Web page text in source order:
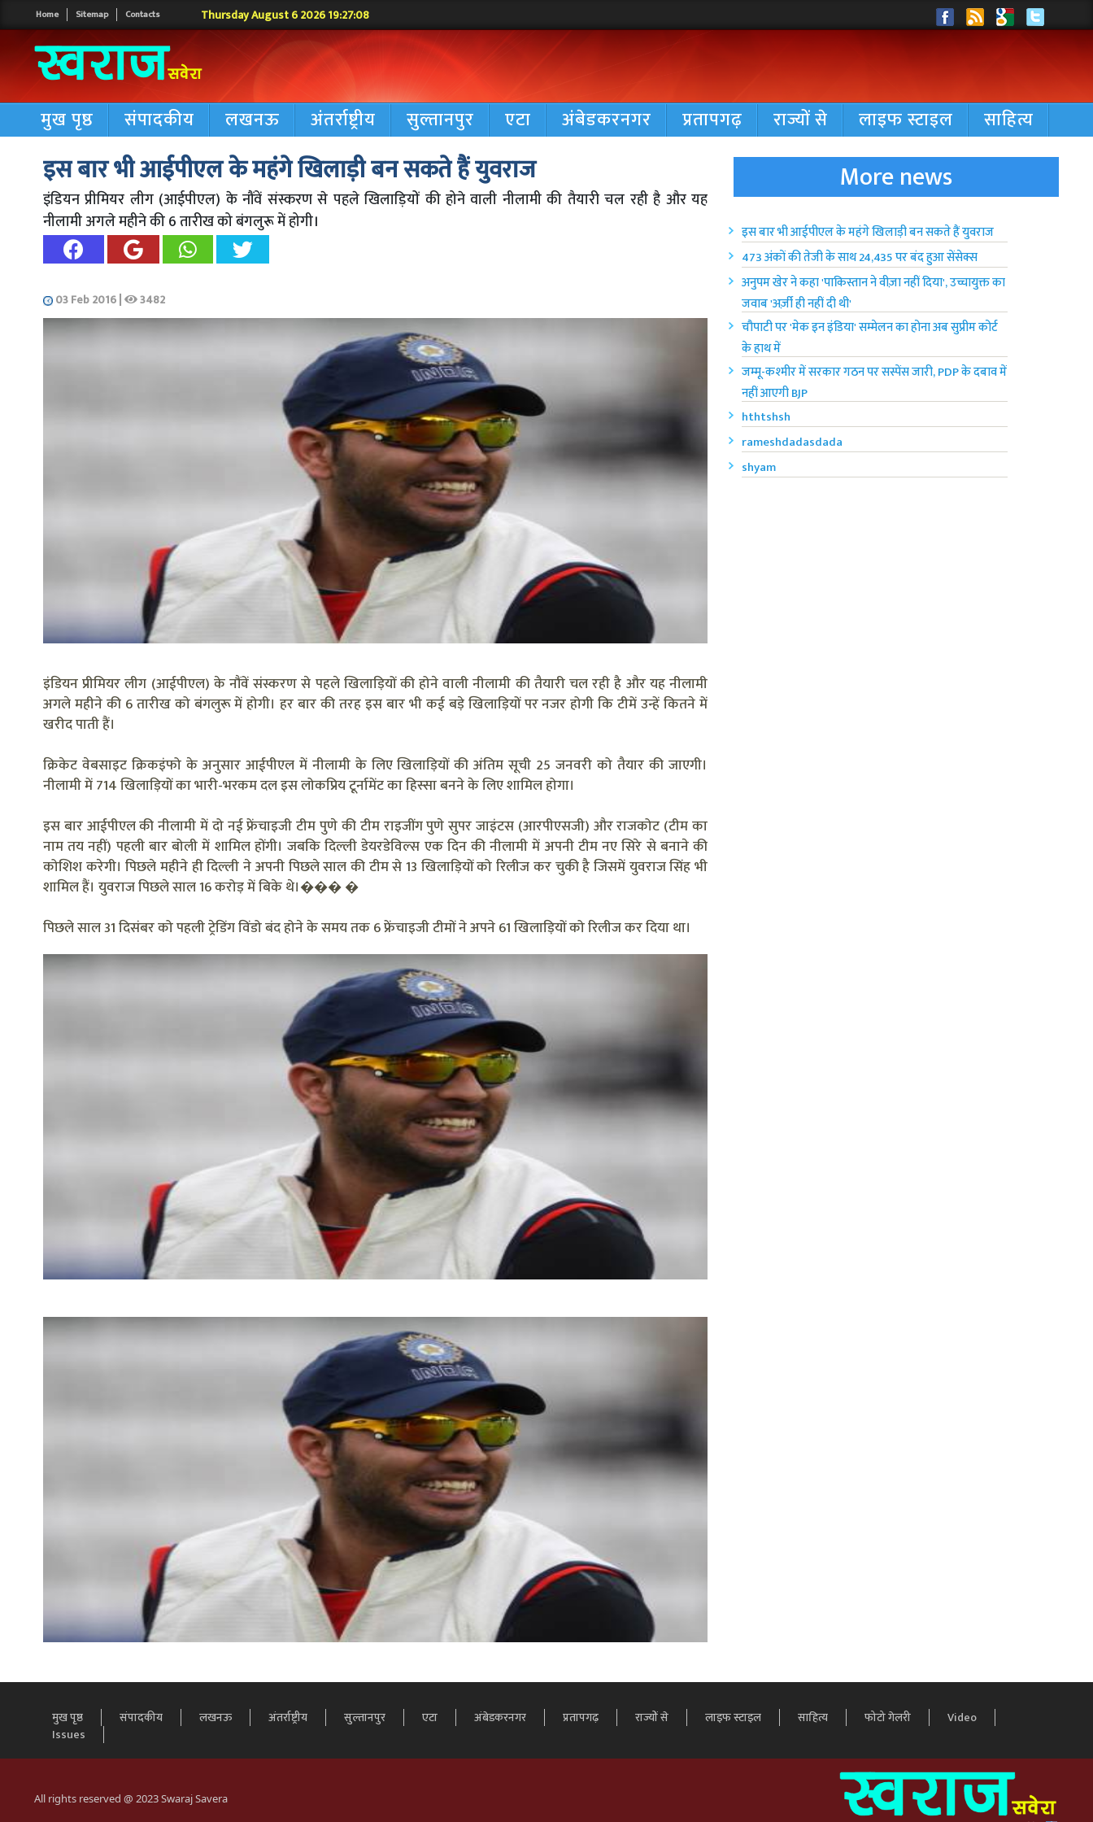
Home Sitemap Contacts Thursday August 6 2026 19:27:08
मुख पृष्ठ संपादकीय लखनऊ अंतर्राष्ट्रीय सुल्तानपुर एटा अंबेडकरनगर प्रतापगढ़ राज्यों से लाइफ स्टाइल साहित्य
इस बार भी आईपीएल के महंगे खिलाड़ी बन सकते हैं युवराज
इंडियन प्रीमियर लीग (आईपीएल) के नौंवें संस्करण से पहले खिलाड़ियों की होने वाली नीलामी की तैयारी चल रही है और यह
नीलामी अगले महीने की 6 तारीख को बंगलुरू में होगी।
03 Feb 2016| 3482
इंडियन प्रीमियर लीग (आईपीएल) के नौंवें संस्करण से पहले खिलाड़ियों की होने वाली नीलामी की तैयारी चल रही है और यह नीलामी
अगले महीने की 6 तारीख को बंगलुरू में होगी। हर बार की तरह इस बार भी कई बड़े खिलाड़ियों पर नजर होगी कि टीमें उन्हें कितने में
खरीद पाती हैं।
क्रिकेट वेबसाइट क्रिकइंफो के अनुसार आईपीएल में नीलामी के लिए खिलाड़ियों की अंतिम सूची 25 जनवरी को तैयार की जाएगी।
नीलामी में 714 खिलाड़ियों का भारी-भरकम दल इस लोकप्रिय टूर्नामेंट का हिस्सा बनने के लिए शामिल होगा।
इस बार आईपीएल की नीलामी में दो नई फ्रेंचाइजी टीम पुणे की टीम राइजींग पुणे सुपर जाइंटस (आरपीएसजी) और राजकोट (टीम का
नाम तय नहीं) पहली बार बोली में शामिल होंगी। जबकि दिल्ली डेयरडेविल्स एक दिन की नीलामी में अपनी टीम नए सिरे से बनाने की
कोशिश करेगी। पिछले महीने ही दिल्ली ने अपनी पिछले साल की टीम से 13 खिलाड़ियों को रिलीज कर चुकी है जिसमें युवराज सिंह भी
शामिल हैं। युवराज पिछले साल 16 करोड़ में बिके थे।��� �
पिछले साल 31 दिसंबर को पहली ट्रेडिंग विंडो बंद होने के समय तक 6 फ्रेंचाइजी टीमों ने अपने 61 खिलाड़ियों को रिलीज कर दिया था।
More news
इस बार भी आईपीएल के महंगे खिलाड़ी बन सकते हैं युवराज
473 अंकों की तेजी के साथ 24,435 पर बंद हुआ सेंसेक्स
अनुपम खेर ने कहा 'पाकिस्तान ने वीज़ा नहीं दिया', उच्चायुक्त का
जवाब 'अर्ज़ी ही नहीं दी थी'
चौपाटी पर 'मेक इन इंडिया' सम्मेलन का होना अब सुप्रीम कोर्ट
के हाथ में
जम्मू-कश्मीर में सरकार गठन पर सस्पेंस जारी, PDP के दबाव में
नहीं आएगी BJP
hthtshsh
rameshdadasdada
shyam
मुख पृष्ठ संपादकीय लखनऊ अंतर्राष्ट्रीय सुल्तानपुर एटा अंबेडकरनगर प्रतापगढ़ राज्यों से लाइफ स्टाइल साहित्य फोटो गेलरी
Video
Issues
All rights reserved @ 2023 Swaraj Savera